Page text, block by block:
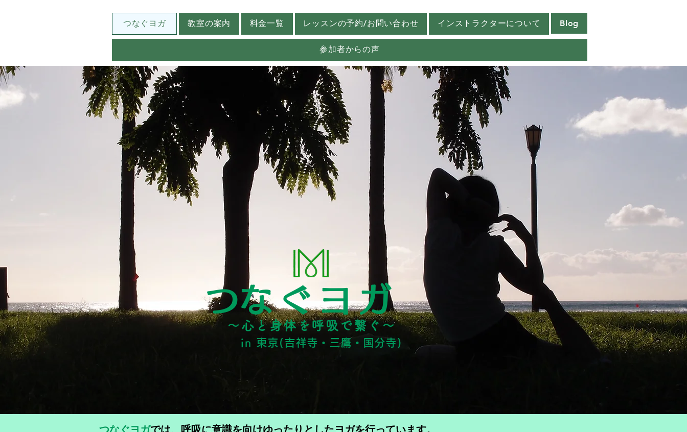
つなぐヨガ 教室の案内 料金一覧 レッスンの予約/お問い合わせ インストラクターについて Blog
参加者からの声
​つなぐヨガ​
～心と身体を呼吸で繋ぐ～
in 東京(吉祥寺・三鷹・国分寺)
つなぐヨガでは、呼吸に意識を向けゆったりとしたヨガを行っています。